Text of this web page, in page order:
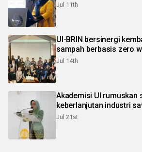
Jul 11th
UI-BRIN bersinergi
sampah berbasis zero
Jul 14th
Akademisi UI rumuskan
keberlanjutan industri
Jul 21st